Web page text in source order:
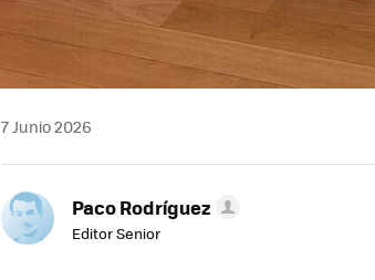
7 Junio 2026
Paco Rodríguez
Editor Senior